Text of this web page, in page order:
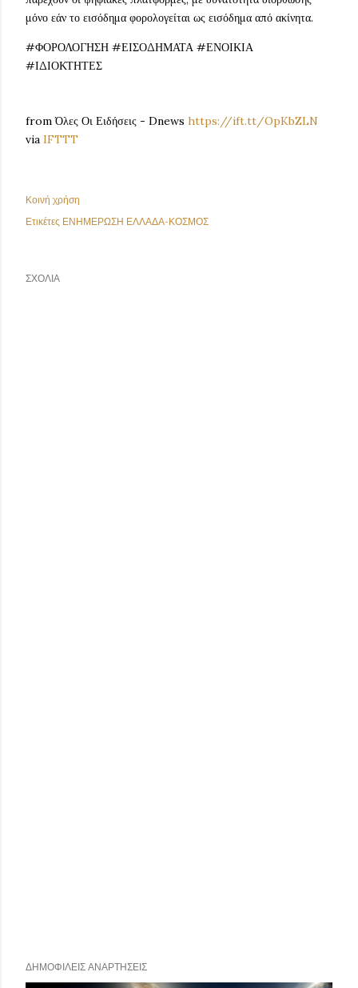
μόνο εάν το εισόδημα φορολογείται ως εισόδημα από ακίνητα.
#ΦΟΡΟΛΟΓΗΣΗ #ΕΙΣΟΔΗΜΑΤΑ #ΕΝΟΙΚΙΑ
#ΙΔΙΟΚΤΗΤΕΣ
from Όλες Οι Ειδήσεις - Dnews https://ift.tt/OpKbZLN
via IFTTT
Κοινή χρήση
Ετικέτες ΕΝΗΜΕΡΩΣΗ ΕΛΛΑΔΑ-ΚΟΣΜΟΣ
ΣΧΌΛΙΑ
ΔΗΜΟΦΙΛΕΊΣ ΑΝΑΡΤΉΣΕΙΣ